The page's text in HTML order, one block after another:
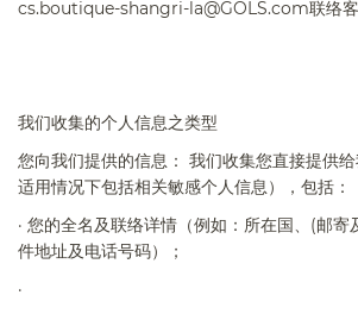
cs.boutique-shangri-la@GOLS.com联络
我们收集的个人信息之类型
您向我们提供的信息： 我们收集您直接提供
适用情况下包括相关敏感个人信息），包括：
· 您的全名及联络详情（例如：所在国、 (邮寄
件地址及电话号码）；
·